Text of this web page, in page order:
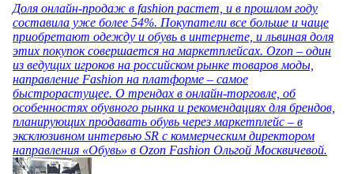
Доля онлайн-продаж в fashion растет, и в прошлом году
составила уже более 54%. Покупатели все больше и чаще
приобретают одежду и обувь в интернете, и львиная доля
этих покупок совершается на маркетплейсах. Ozon – один
из ведущих игроков на российском рынке товаров моды,
направление Fashion на платформе – самое
быстрорастущее. О трендах в онлайн-торговле, об
особенностях обувного рынка и рекомендациях для брендов,
планирующих продавать обувь через маркетплейс – в
эксклюзивном интервью SR с коммерческим директором
направления «Обувь» в Ozon Fashion Ольгой Москвичевой.